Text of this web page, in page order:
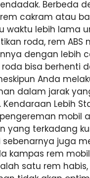
Berbeda
cakram atau
waktu lebih lama
roda, rem ABS
dengan lebih
roda bisa berhenti
Anda
dalam jarak
Kendaraan Lebih
mobil
yang terkadang
sebenarnya juga
kampas rem mobil
satu rem